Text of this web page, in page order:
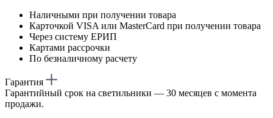
Наличными при получении товара
Карточкой VISA или MasterCard при получении товара
Через систему ЕРИП
Картами рассрочки
По безналичному расчету
Гарантия
Гарантийный срок на светильники — 30 месяцев с момента
продажи.